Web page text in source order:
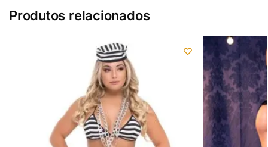
Produtos relacionados